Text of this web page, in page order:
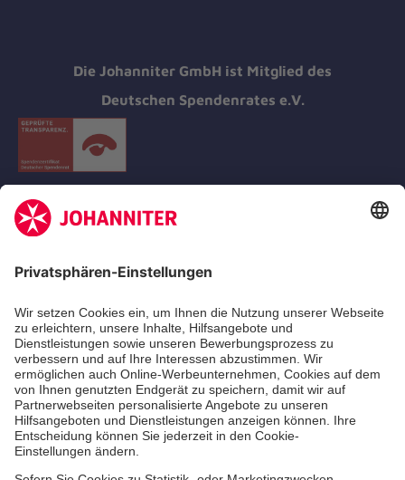
Die Johanniter GmbH ist Mitglied des
Deutschen Spendenrates e.V.
Medizin & Pflege
Zentren
Patienten